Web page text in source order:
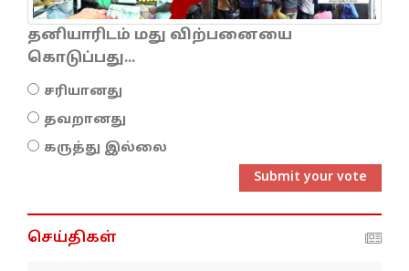
தனியாரிடம் மது விற்பனையை
கொடுப்பது...
சரியானது
தவறானது
கருத்து இல்லை
Submit your vote
செய்திகள்